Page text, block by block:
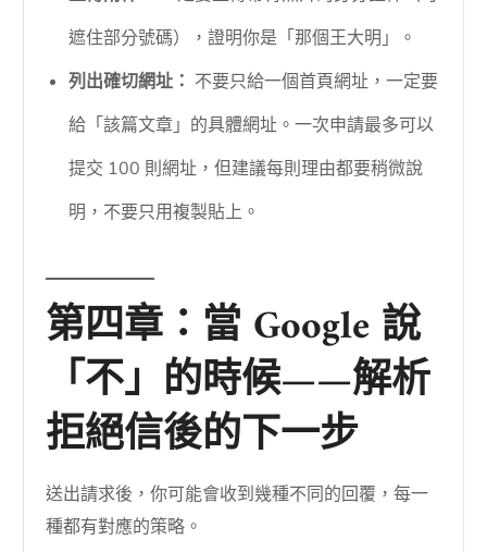
遮住部分號碼），證明你是「那個王大明」。
列出確切網址： 不要只給一個首頁網址，一定要
給「該篇文章」的具體網址。一次申請最多可以
提交 100 則網址，但建議每則理由都要稍微說
明，不要只用複製貼上。
第四章：當 Google 說
「不」的時候——解析
拒絕信後的下一步
送出請求後，你可能會收到幾種不同的回覆，每一
種都有對應的策略。